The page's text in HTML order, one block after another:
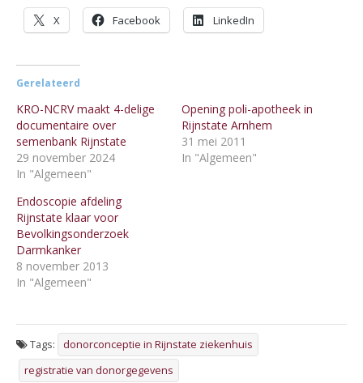
X Facebook LinkedIn
Gerelateerd
KRO-NCRV maakt 4-delige
documentaire over
semenbank Rijnstate
29 november 2024
In "Algemeen"
Opening poli-apotheek in
Rijnstate Arnhem
31 mei 2011
In "Algemeen"
Endoscopie afdeling
Rijnstate klaar voor
Bevolkingsonderzoek
Darmkanker
8 november 2013
In "Algemeen"
Tags:
donorconceptie in Rijnstate ziekenhuis
registratie van donorgegevens